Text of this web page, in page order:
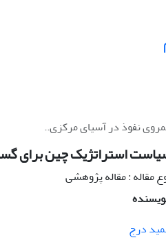
نفوذ در آسیای مرکزی..
استراتژیک چین برای
مقاله : مقاله پژوهشی
درج